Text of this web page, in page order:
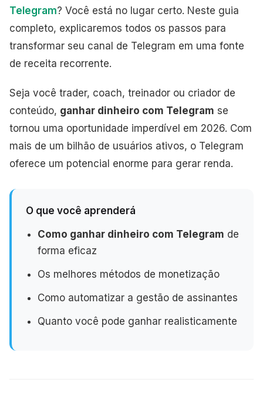
Telegram? Você está no lugar certo. Neste guia
completo, explicaremos todos os passos para
transformar seu canal de Telegram em uma fonte
de receita recorrente.
Seja você trader, coach, treinador ou criador de
conteúdo, ganhar dinheiro com Telegram se
tornou uma oportunidade imperdível em 2026. Com
mais de um bilhão de usuários ativos, o Telegram
oferece um potencial enorme para gerar renda.
O que você aprenderá
Como ganhar dinheiro com Telegram de
forma eficaz
Os melhores métodos de monetização
Como automatizar a gestão de assinantes
Quanto você pode ganhar realisticamente